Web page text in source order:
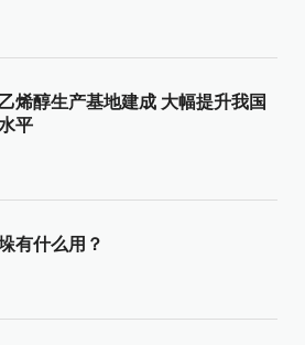
烯醇生产基地建成 大幅提升我国
平
有什么用？